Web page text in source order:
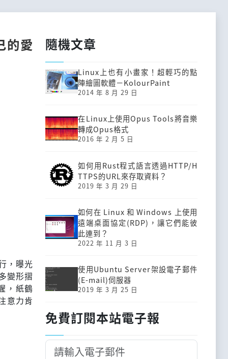
的愛
，曝光
變形摺
，紙鶴
意力肯
隨機文章
Linux上也有小畫家！超輕巧的點
陣繪圖軟體－KolourPaint
2014 年 8 月 29 日
在Linux上使用Opus Tools將音樂
轉成Opus格式
2016 年 2 月 5 日
如何用Rust程式語言透過HTTP/H
TTPS的URL來存取資料？
2019 年 3 月 29 日
如何在 Linux 和 Windows 上使用
遠端桌面協定(RDP)，讓它們能彼
此連到？
2022 年 11 月 3 日
使用Ubuntu Server架設電子郵件
(E-mail)伺服器
2019 年 3 月 25 日
免費訂閱本站電子報